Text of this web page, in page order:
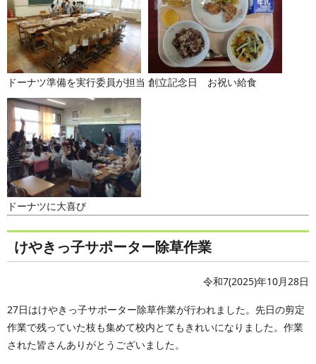
ドーナツ準備を実行委員が担当 創立記念日 お祝い給食
ドーナツに大喜び
けやきっ子サポーター除草作業
令和7(2025)年10月28日
27日はけやきっ子サポーター除草作業が行われました。先日の剪定
作業で残っていた枝も集めて校内とてもきれいになりました。作業
された皆さんありがとうございました。